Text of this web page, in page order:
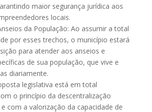
maior segurança jurídica aos
locais.
da População: Ao assumir a total
por esses trechos, o município estará
para atender aos anseios e
de sua população, que vive e
diariamente.
legislativa está em total
o princípio da descentralização
com a valorização da capacidade de